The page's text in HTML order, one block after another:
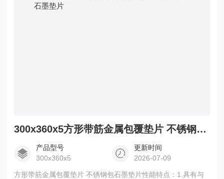
片等多种形式。
300x360x5方形带筋金属包覆垫片 不锈钢包石墨垫片
产品型号
300x360x5
更新时间
2026-07-09
方形带筋金属包覆垫片 不锈钢包石墨垫片性能特点：1.具有与